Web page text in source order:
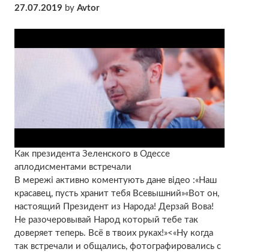
27.07.2019 by Avtor
Как президента Зеленского в Одессе
аплодисментами встречали
В мережі активно коментують дане відео :«Наш
красавец, пусть хранит тебя Всевышний»«Вот он,
настоящий Президент из Народа! Дерзай Вова!
Не разочеровывай Народ который тебе так
доверяет теперь. Всё в твоих руках!»<«Ну когда
так встречали и общались, фотографировались с